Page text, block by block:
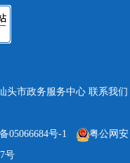
头市政务服务中心 联系我们
05066684号-1
粤公网安
号